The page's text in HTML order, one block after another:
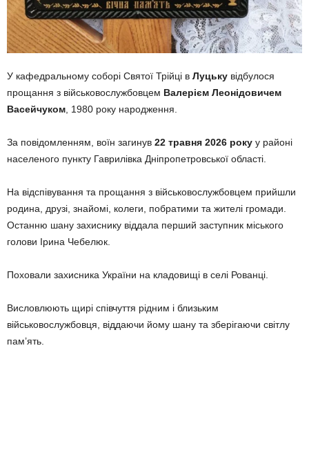
У кафедральному соборі Святої Трійці в Луцьку відбулося
прощання з військовослужбовцем Валерієм Леонідовичем
Васейчуком, 1980 року народження.
За повідомленням, воїн загинув 22 травня 2026 року у районі
населеного пункту Гаврилівка Дніпропетровської області.
На відспівування та прощання з військовослужбовцем прийшли
родина, друзі, знайомі, колеги, побратими та жителі громади.
Останню шану захиснику віддала перший заступник міського
голови Ірина Чебелюк.
Поховали захисника України на кладовищі в селі Рованці.
Висловлюють щирі співчуття рідним і близьким
військовослужбовця, віддаючи йому шану та зберігаючи світлу
пам’ять.